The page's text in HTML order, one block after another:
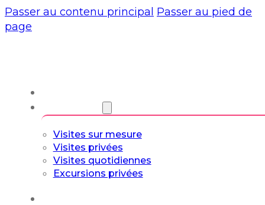
Passer au contenu principal Passer au pied de
page
Visites sur mesure
Visites privées
Visites quotidiennes
Excursions privées